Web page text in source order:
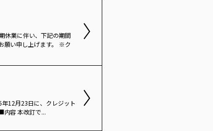
休業に伴い、下記の期間
願い申し上げます。 ※ク
年12月23日に、クレジット
内容 本改訂で...